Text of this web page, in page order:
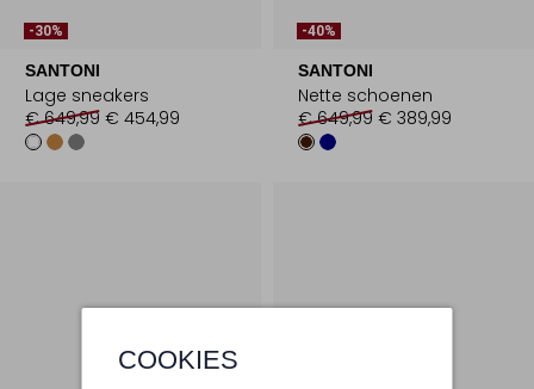
COOKIES
-30%
SANTONI
Lage sneakers
€ 649,99 € 454,99
-40%
SANTONI
Nette schoenen
€ 649,99 € 389,99